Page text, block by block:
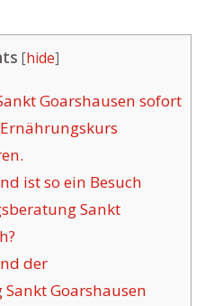
[hide]
Goarshausen sofort
ist so ein Besuch
Sankt
der
Goarshausen